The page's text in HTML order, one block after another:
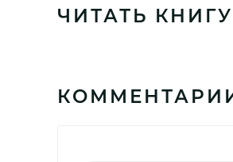
ЧИТАТЬ